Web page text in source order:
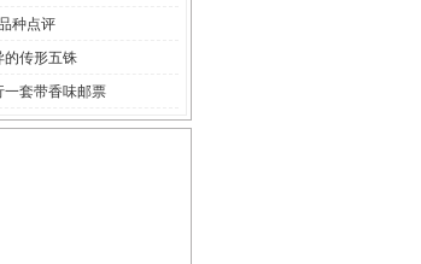
种点评
的传形五铢
一套带香味邮票